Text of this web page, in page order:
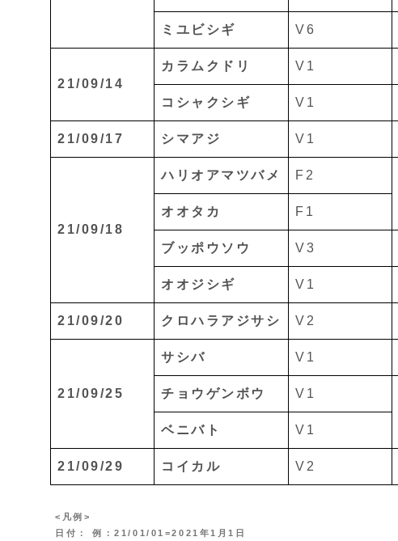
ミユビシギ V6
21/09/14
カラムクドリ V1
コシャクシギ V1
21/09/17 シマアジ V1
21/09/18
ハリオアマツバメ
F2
オオタカ F1
ブッポウソウ V3
オオジシギ V1
21/09/20 クロハラアジサシ V2
21/09/25
サシバ V1
チョウゲンボウ
V1
ベニバト V1
21/09/29 コイカル V2
<凡例>
日付： 例：21/01/01=2021年1月1日